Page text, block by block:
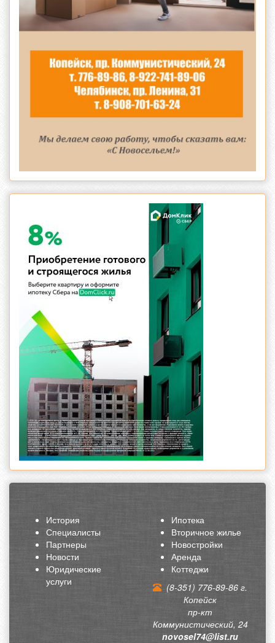
История
Специалисты
Партнеры
Новости
Юридические
услуги
Ипотека
Вторичное жилье
Новостройки
Аренда
Коттеджи
(8-351) 776-89-86 г.
Копейск
пр-кт
Коммунистический, 24
novosel74@list.ru